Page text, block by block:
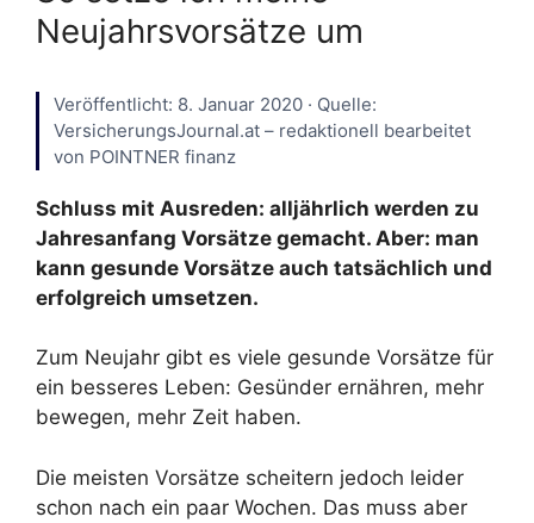
Neujahrsvorsätze um
Veröffentlicht: 8. Januar 2020 · Quelle:
VersicherungsJournal.at – redaktionell bearbeitet
von POINTNER finanz
Schluss mit Ausreden: alljährlich werden zu
Jahresanfang Vorsätze gemacht. Aber: man
kann gesunde Vorsätze auch tatsächlich und
erfolgreich umsetzen.
Zum Neujahr gibt es viele gesunde Vorsätze für
ein besseres Leben: Gesünder ernähren, mehr
bewegen, mehr Zeit haben.
Die meisten Vorsätze scheitern jedoch leider
schon nach ein paar Wochen. Das muss aber